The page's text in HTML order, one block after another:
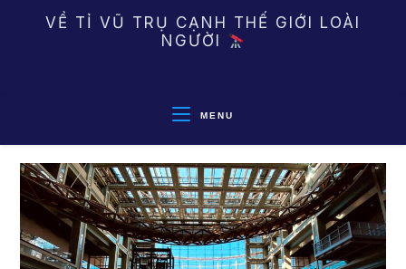
VỀ TỈ VŨ TRỤ CẠNH THẾ GIỚI LOÀI
NGƯỜI
MENU